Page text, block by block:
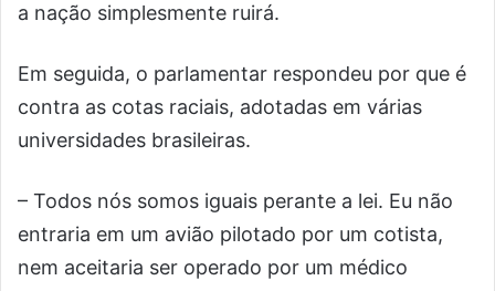
a nação simplesmente ruirá.
Em seguida, o parlamentar respondeu por que é
contra as cotas raciais, adotadas em várias
universidades brasileiras.
– Todos nós somos iguais perante a lei. Eu não
entraria em um avião pilotado por um cotista,
nem aceitaria ser operado por um médico